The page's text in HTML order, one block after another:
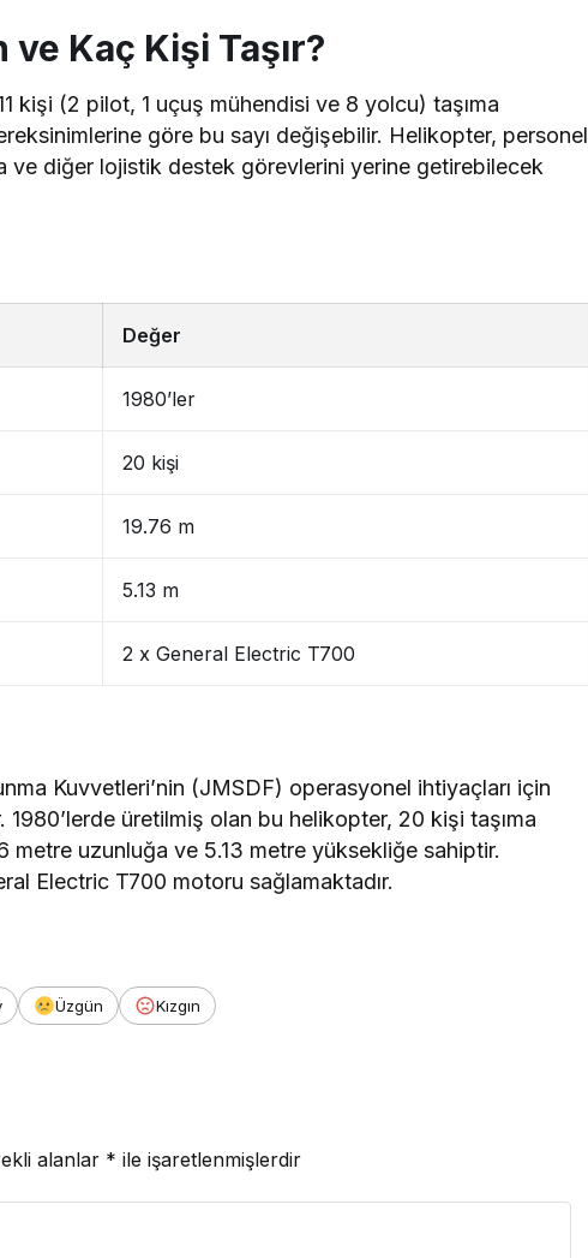
Kaç Kişi Taşır?
kişi (2 pilot, 1 uçuş mühendisi ve 8 yolcu) taşıma
göre bu sayı değişebilir. Helikopter, personel
ve diğer lojistik destek görevlerini yerine getirebilecek
Değer
1980’ler
20 kişi
19.76 m
5.13 m
2 x General Electric T700
Kuvvetleri’nin (JMSDF) operasyonel ihtiyaçları için
üretilmiş olan bu helikopter, 20 kişi taşıma
metre uzunluğa ve 5.13 metre yüksekliğe sahiptir.
Electric T700 motoru sağlamaktadır.
Üzgün Kızgın
alanlar * ile işaretlenmişlerdir